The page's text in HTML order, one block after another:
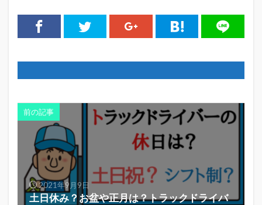
前の記事
2021年9月9日
土日休み？お盆や正月は？トラックドライバ